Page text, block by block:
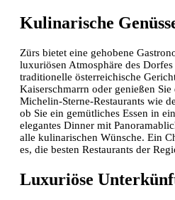
Kulinarische
Zürs bietet eine gehobene
luxuriösen Atmosphäre des Dorfes
traditionelle österreichische
Kaiserschmarrn oder genießen
Michelin-Sterne-Restaurants wie
ob Sie ein gemütliches Essen in
elegantes Dinner mit
alle kulinarischen Wünsche. Ein
es, die besten Restaurants der
Luxuriöse